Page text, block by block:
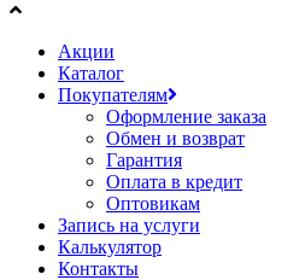
Акции
Каталог
Покупателям
Оформление заказа
Обмен и возврат
Гарантия
Оплата в кредит
Оптовикам
Запись на услуги
Калькулятор
Контакты